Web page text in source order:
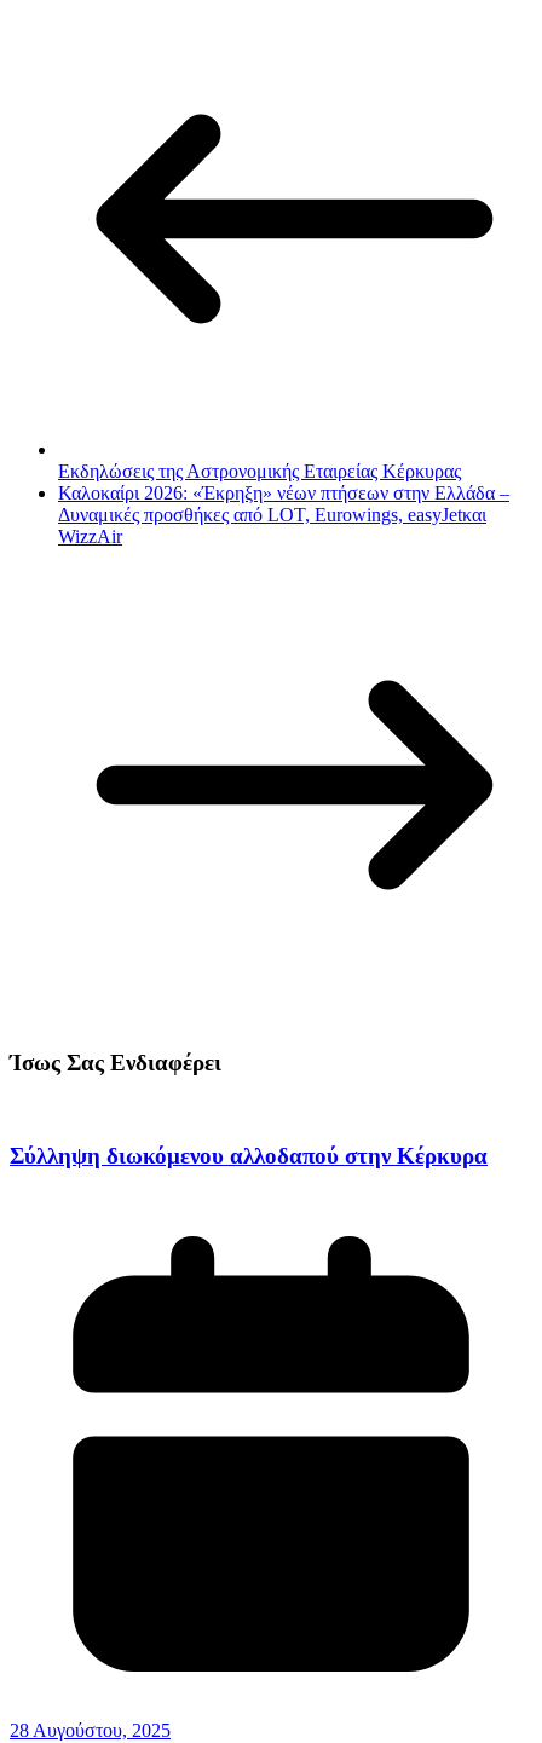
Εκδηλώσεις της Αστρονομικής Εταιρείας Κέρκυρας
Καλοκαίρι 2026: «Έκρηξη» νέων πτήσεων στην Ελλάδα –
Δυναμικές προσθήκες από LOT, Eurowings, easyJetκαι
WizzAir
Ίσως Σας Ενδιαφέρει
Σύλληψη διωκόμενου αλλοδαπού στην Κέρκυρα
28 Αυγούστου, 2025